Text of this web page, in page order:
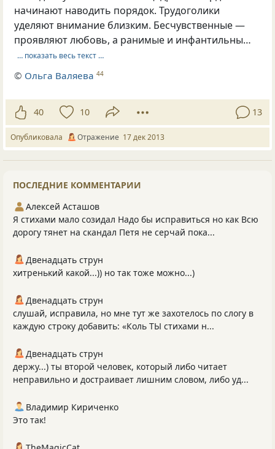
начинают наводить порядок. Трудоголики
уделяют внимание близким. Бесчувственные —
проявляют любовь, а ранимые и инфантильны…
… показать весь текст …
© Ольга Валяева 44
40 10 13
Опубликовала Отражение 17 дек 2013
ПОСЛЕДНИЕ КОММЕНТАРИИ
Алексей Асташов
Я стихами мало созидал Надо бы исправиться но как Всю
дорогу тянет на скандал Петя не серчай пока...
Двенадцать струн
хитренький какой...)) но так тоже можно...)
Двенадцать струн
слушай, исправила, но мне тут же захотелось по слогу в
каждую строку добавить: «Коль ТЫ стихами н...
Двенадцать струн
держу...) ты второй человек, который либо читает
неправильно и достраивает лишним словом, либо уд...
Владимир Кириченко
Это так!